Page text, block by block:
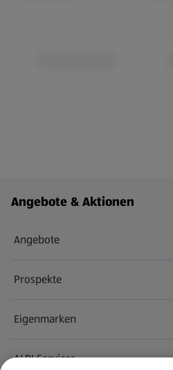
Fußzeilenmenü - weitere Links
Angebote & Aktionen
Angebote
Prospekte
Eigenmarken
ALDI Services